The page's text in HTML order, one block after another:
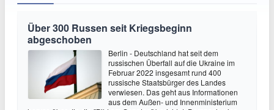
Über 300 Russen seit Kriegsbeginn
abgeschoben
Berlin - Deutschland hat seit dem
russischen Überfall auf die Ukraine im
Februar 2022 insgesamt rund 400
russische Staatsbürger des Landes
verwiesen. Das geht aus Informationen
aus dem Außen- und Innenministerium